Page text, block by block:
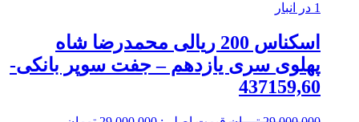
1 در انبار
اسکناس 200 ریالی محمدرضا شاه
پهلوی سری یازدهم – جفت سوپر بانکی-
437159,60